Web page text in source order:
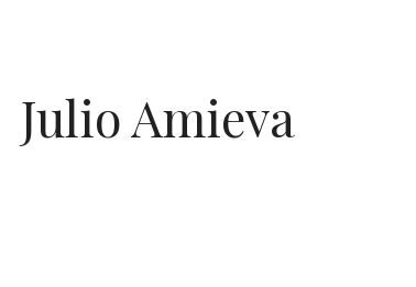
Julio Amieva